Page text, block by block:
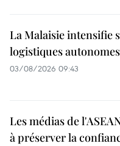
La Malaisie intensifie
logistiques autonomes
03/08/2026 09:43
Les médias de
à préserver la